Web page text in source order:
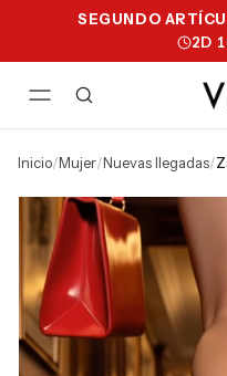
SEGUNDO
2D
inicio/ mujer/ nuevas llegadas/